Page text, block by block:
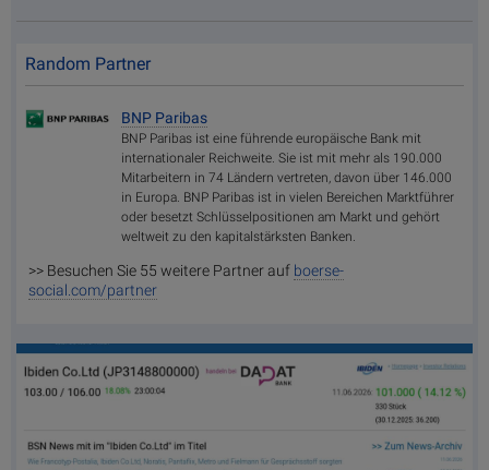
Random Partner
BNP Paribas
BNP Paribas ist eine führende europäische Bank mit
internationaler Reichweite. Sie ist mit mehr als 190.000
Mitarbeitern in 74 Ländern vertreten, davon über 146.000
in Europa. BNP Paribas ist in vielen Bereichen Marktführer
oder besetzt Schlüsselpositionen am Markt und gehört
weltweit zu den kapitalstärksten Banken.
>> Besuchen Sie 55 weitere Partner auf boerse-
social.com/partner